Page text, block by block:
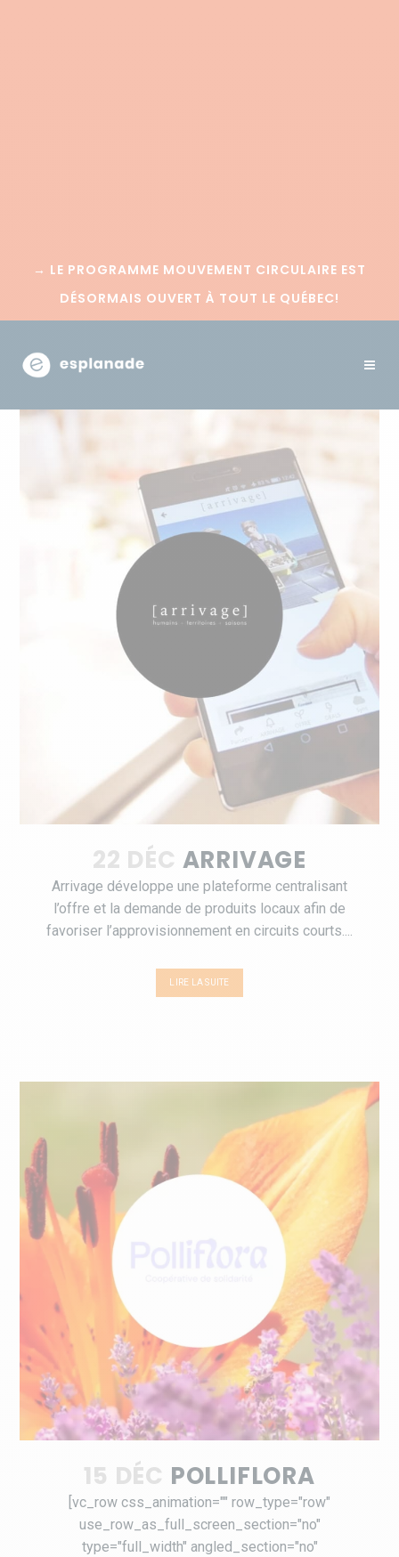
→ LE PROGRAMME MOUVEMENT CIRCULAIRE EST
DÉSORMAIS OUVERT À TOUT LE QUÉBEC!
22 DÉC ARRIVAGE
Arrivage développe une plateforme centralisant
l’offre et la demande de produits locaux afin de
favoriser l’approvisionnement en circuits courts....
LIRE LA SUITE
15 DÉC POLLIFLORA
[vc_row css_animation="" row_type="row"
use_row_as_full_screen_section="no"
type="full_width" angled_section="no"